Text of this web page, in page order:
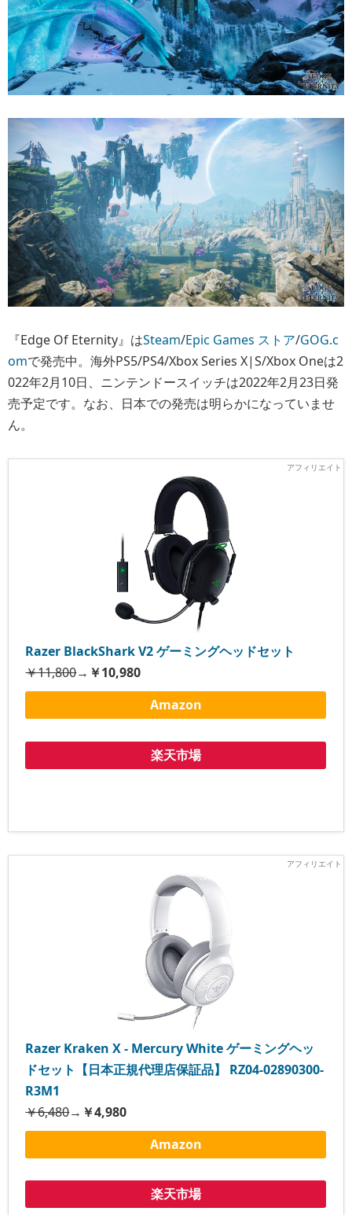
『Edge Of Eternity』はSteam/Epic Games ストア/GOG.c
omで発売中。海外PS5/PS4/Xbox Series X|S/Xbox Oneは2
022年2月10日、ニンテンドースイッチは2022年2月23日発
売予定です。なお、日本での発売は明らかになっていませ
ん。
Razer BlackShark V2 ゲーミングヘッドセット
￥11,800→ ￥10,980
Amazon
楽天市場
Razer Kraken X - Mercury White ゲーミングヘッ
ドセット【日本正規代理店保証品】 RZ04-02890300-
R3M1
￥6,480→ ￥4,980
Amazon
楽天市場